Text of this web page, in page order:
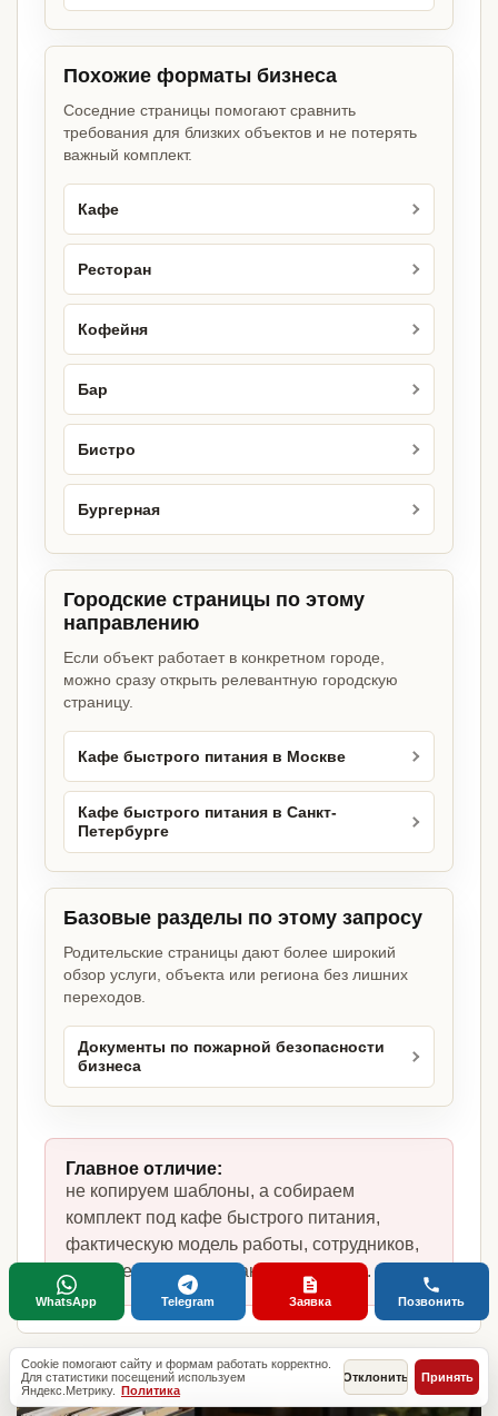
Похожие форматы бизнеса
Соседние страницы помогают сравнить
требования для близких объектов и не потерять
важный комплект.
Кафе
Ресторан
Кофейня
Бар
Бистро
Бургерная
Городские страницы по этому
направлению
Если объект работает в конкретном городе,
можно сразу открыть релевантную городскую
страницу.
Кафе быстрого питания в Москве
Кафе быстрого питания в Санкт-
Петербурге
Базовые разделы по этому запросу
Родительские страницы дают более широкий
обзор услуги, объекта или региона без лишних
переходов.
Документы по пожарной безопасности
бизнеса
Главное отличие:
не копируем шаблоны, а собираем
комплект под кафе быстрого питания,
фактическую модель работы, сотрудников,
помещение и требования по России.
Cookie помогают сайту и формам работать корректно.
Для статистики посещений используем
Яндекс.Метрику. Политика
Отклонить Принять
WhatsApp Telegram Заявка Позвонить